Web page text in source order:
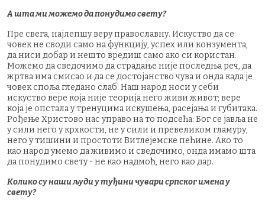
А шта ми можемо да понудимо свету?
Пре свега, најлепшу веру православну. Искуство да се
човек не своди само на функцију, успех или конзумента,
да ниси добар и нешто вредиш само ако си користан.
Можемо да сведочимо да страдање није последња реч, да
жртва има смисао и да се достојанство чува и онда када је
човек споља гледано слаб. Наш народ носи у себи
искуство вере која није теорија него живи живот; вере
која је опстала у тренуцима искушења, расејања и губитака.
Рођење Христово нас управо на то подсећа: Бог се јавља не
у сили него у крхкости, не у сили и превеликом гламуру,
него у тишини и простоти Витлејемске пећине. Ако то
као народ умемо да живимо и сведочимо, онда имамо шта
да понудимо свету - не као надмоћ, него као дар.
Колико су наши људи у туђини чувари српског имена у
свету?